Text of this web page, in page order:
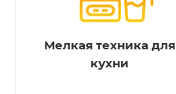
Мелкая техника для
кухни